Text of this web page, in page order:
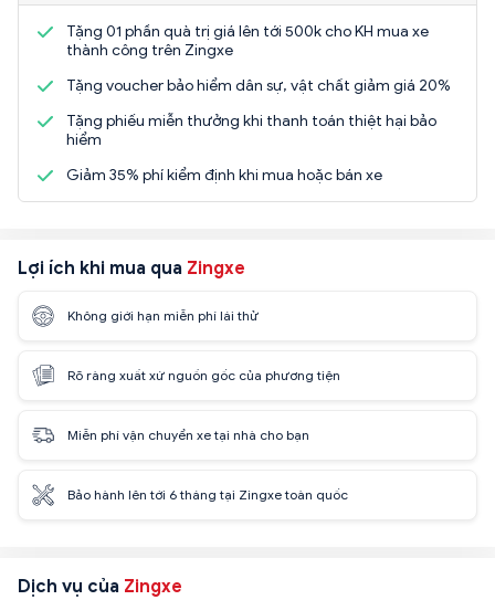
Tặng 01 phần quà trị giá lên tới 500k cho KH mua xe
thành công trên Zingxe
Tặng voucher bảo hiểm dân sự, vật chất giảm giá 20%
Tặng phiếu miễn thưởng khi thanh toán thiệt hại bảo
hiểm
Giảm 35% phí kiểm định khi mua hoặc bán xe
Lợi ích khi mua qua Zingxe
Không giới hạn miễn phí lái thử
Rõ ràng xuất xứ nguồn gốc của phương tiện
Miễn phí vận chuyển xe tại nhà cho bạn
Bảo hành lên tới 6 tháng tại Zingxe toàn quốc
Dịch vụ của Zingxe